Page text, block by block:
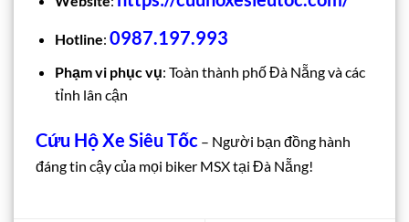
Hotline: 0987.197.993
Phạm vi phục vụ: Toàn thành phố Đà Nẵng và các
tỉnh lân cận
Cứu Hộ Xe Siêu Tốc – Người bạn đồng hành
đáng tin cậy của mọi biker MSX tại Đà Nẵng!